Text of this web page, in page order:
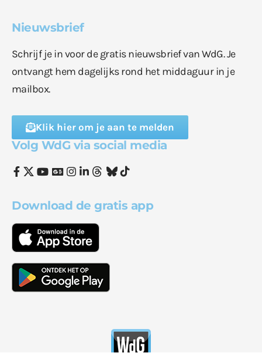
Nieuwsbrief
Schrijf je in voor de gratis nieuwsbrief van WdG. Je
ontvangt hem dagelijks rond het middaguur in je
mailbox.
Klik hier om je aan te melden
Volg WdG via social media
Download de gratis app